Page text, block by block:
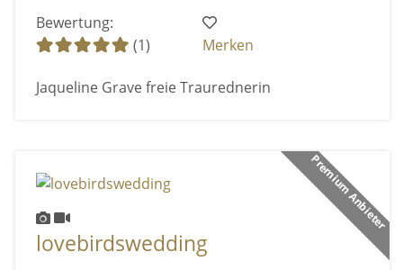
Bewertung:
(1)
Merken
Jaqueline Grave freie Traurednerin
Premium Anbieter
lovebirdswedding